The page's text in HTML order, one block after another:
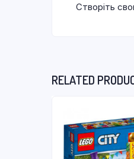
Створіть
RELATED